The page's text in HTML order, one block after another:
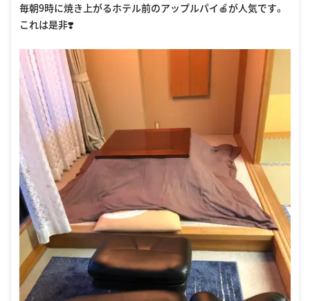
毎朝9時に焼き上がるホテル前のアップルパイ🍎が人気です。
これは是非❣️